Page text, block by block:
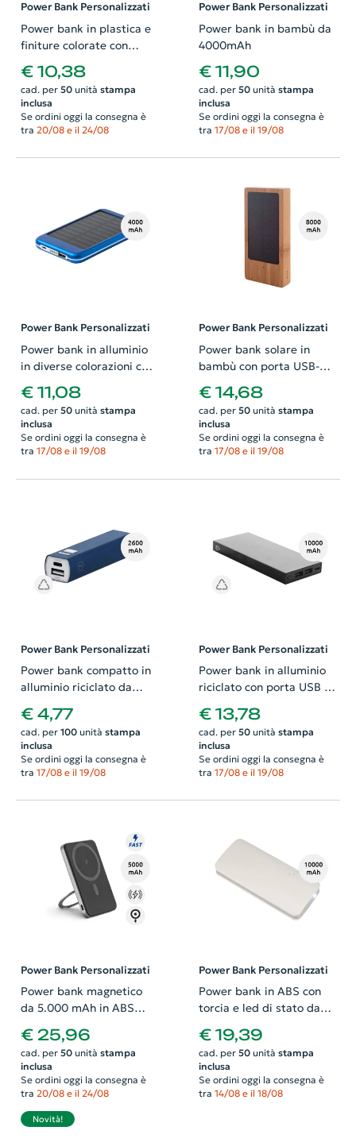
Power Bank Personalizzati
Power bank in plastica e
finiture colorate con
torcia e indicatore della
carica a LED da
10000mAh
€ 10,38
cad. per 50unità stampa
inclusa
Se ordini oggi la consegna è
tra 20/08 e il 24/08
Power Bank Personalizzati
Power bank in bambù da
4000mAh
€ 11,90
cad. per 50unità stampa
inclusa
Se ordini oggi la consegna è
tra 17/08 e il 19/08
Power Bank Personalizzati
Power bank in alluminio
in diverse colorazioni con
caricatore solare da
4000mAh
€ 11,08
cad. per 50unità stampa
inclusa
Se ordini oggi la consegna è
tra 17/08 e il 19/08
Power Bank Personalizzati
Power bank solare in
bambù con porta USB-C
da 8000mAh
€ 14,68
cad. per 50unità stampa
inclusa
Se ordini oggi la consegna è
tra 17/08 e il 19/08
Power Bank Personalizzati
Power bank compatto in
alluminio riciclato da
€ 4,77
cad. per 100unità stampa
inclusa
Se ordini oggi la consegna è
tra 17/08 e il 19/08
Power Bank Personalizzati
Power bank in alluminio
riciclato con porta USB e
€ 13,78
cad. per 50unità stampa
inclusa
Se ordini oggi la consegna è
tra 17/08 e il 19/08
Power Bank Personalizzati
Power bank magnetico
da 5.000 mAh in ABS
wireless superveloce e
anello di supporto
€ 25,96
cad. per 50unità stampa
inclusa
Se ordini oggi la consegna è
tra 20/08 e il 24/08
Novità!
Power Bank Personalizzati
Power bank in ABS con
torcia e led di stato da
scatola regalo
€ 19,39
cad. per 50unità stampa
inclusa
Se ordini oggi la consegna è
tra 14/08 e il 18/08